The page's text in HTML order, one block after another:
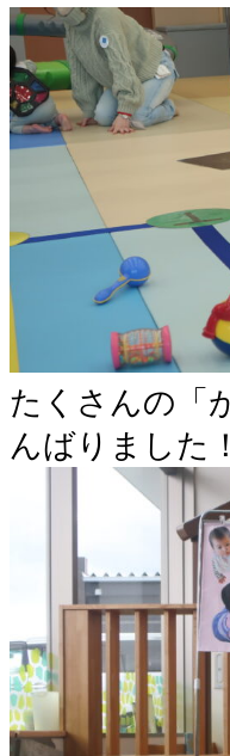
たくさんの「
んばりました！